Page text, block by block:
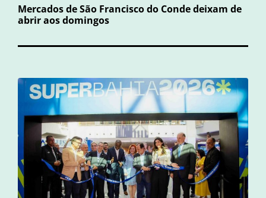
Mercados de São Francisco do Conde deixam de
abrir aos domingos